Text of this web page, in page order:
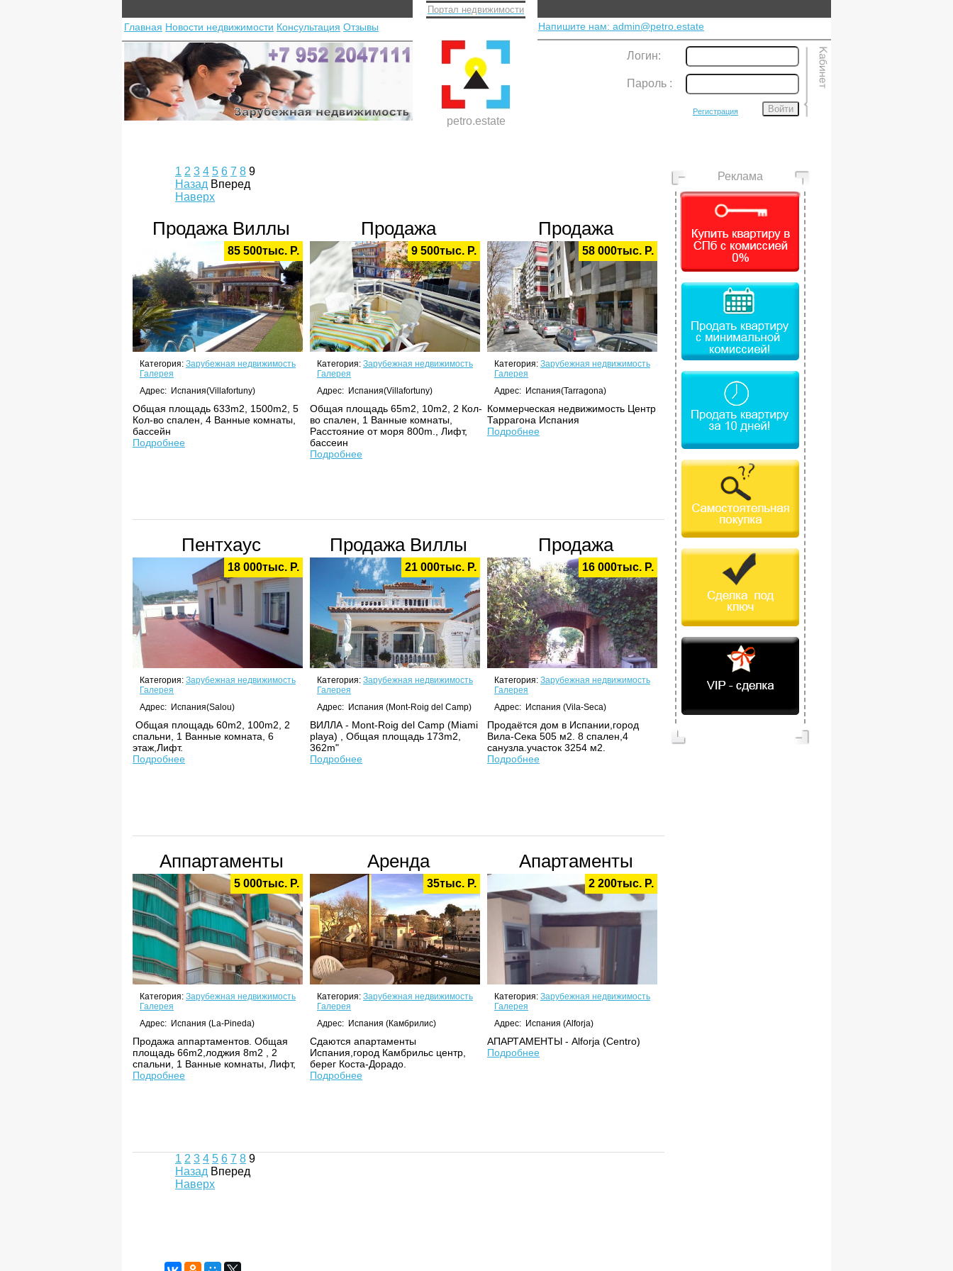
Главная Новости недвижимости Консультация Отзывы
Портал недвижимости
petro.estate
Напишите нам: admin@petro.estate
Логин:
Пароль :
Регистрация Войти
1 2 3 4 5 6 7 8 9
Назад Вперед
Наверх
Продажа Виллы
85 500тыс. Р.
Категория: Зарубежная недвижимость
Галерея
Адрес: Испания(Villafortuny)
Общая площадь 633m2, 1500m2, 5
Кол-во спален, 4 Ванные комнаты,
бассейн
Подробнее
Продажа
9 500тыс. Р.
Категория: Зарубежная недвижимость
Галерея
Адрес: Испания(Villafortuny)
Общая площадь 65m2, 10m2, 2 Кол-
во спален, 1 Ванные комнаты,
Расстояние от моря 800m., Лифт,
бассеин
Подробнее
Продажа
58 000тыс. Р.
Категория: Зарубежная недвижимость
Галерея
Адрес: Испания(Tarragona)
Коммерческая недвижимость Центр
Таррагона Испания
Подробнее
Пентхаус
18 000тыс. Р.
Категория: Зарубежная недвижимость
Галерея
Адрес: Испания(Salou)
Общая площадь 60m2, 100m2, 2
спальни, 1 Ванные комната, 6
этаж,Лифт.
Подробнее
Продажа Виллы
21 000тыс. Р.
Категория: Зарубежная недвижимость
Галерея
Адрес: Испания (Mont-Roig del Camp)
ВИЛЛА - Mont-Roig del Camp (Miami
playa) , Общая площадь 173m2,
362m"
Подробнее
Продажа
16 000тыс. Р.
Категория: Зарубежная недвижимость
Галерея
Адрес: Испания (Vila-Seca)
Продаётся дом в Испании,город
Вила-Сека 505 м2. 8 спален,4
санузла.участок 3254 м2.
Подробнее
Аппартаменты
5 000тыс. Р.
Категория: Зарубежная недвижимость
Галерея
Адрес: Испания (La-Pineda)
Продажа аппартаментов. Общая
площадь 66m2,лоджия 8m2 , 2
спальни, 1 Ванные комнаты, Лифт,
Подробнее
Аренда
35тыс. Р.
Категория: Зарубежная недвижимость
Галерея
Адрес: Испания (Камбрилис)
Сдаются апартаменты
Испания,город Камбрильс центр,
берег Коста-Дорадо.
Подробнее
Апартаменты
2 200тыс. Р.
Категория: Зарубежная недвижимость
Галерея
Адрес: Испания (Alforja)
АПАРТАМЕНТЫ - Alforja (Centro)
Подробнее
1 2 3 4 5 6 7 8 9
Назад Вперед
Наверх
Реклама